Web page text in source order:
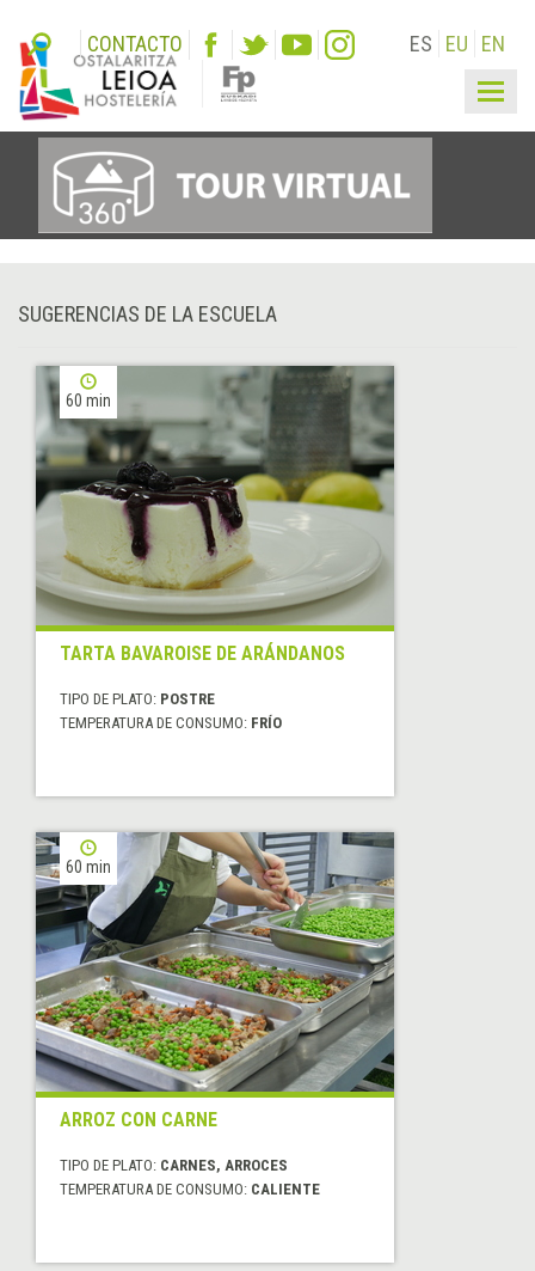
CONTACTO ES EU EN
SUGERENCIAS DE LA ESCUELA
60 min
TARTA BAVAROISE DE ARÁNDANOS
TIPO DE PLATO: POSTRE
TEMPERATURA DE CONSUMO: FRÍO
60 min
ARROZ CON CARNE
TIPO DE PLATO: CARNES, ARROCES
TEMPERATURA DE CONSUMO: CALIENTE